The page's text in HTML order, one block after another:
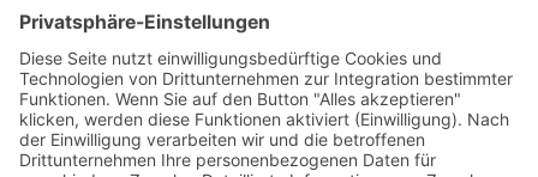
Träger: Verein für Fraueninteressen e.V.
Förderung: Landeshauptstadt München, Sozialreferat